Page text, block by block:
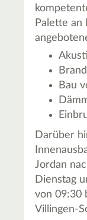
Palette an
Bau
Darüber
Jordan
Dienstag
von 09:30
Villingen-